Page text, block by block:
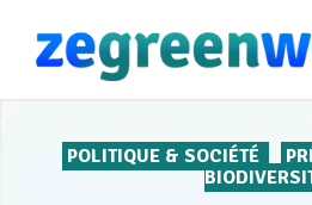
POLITIQUE & SOCIÉTÉ